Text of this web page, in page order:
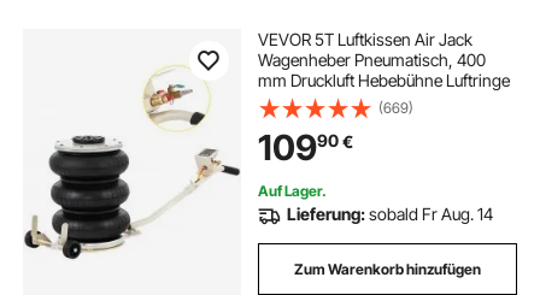
VEVOR 5T Luftkissen Air Jack
Wagenheber Pneumatisch, 400
mm Druckluft Hebebühne Luftringe
(669)
10990€
Auf Lager.
Lieferung:sobald Fr Aug. 14
Zum Warenkorb hinzufügen